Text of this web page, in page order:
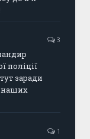
3
поліції
заради
наших
1